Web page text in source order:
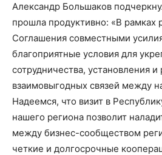
Александр Большаков
прошла продуктивно: «В рамках
Соглашения совместными
благоприятные условия для
сотрудничества, установления и
взаимовыгодных связей между
Надеемся, что визит в
нашего региона позволит
между бизнес-сообществом
четкие и долгосрочные